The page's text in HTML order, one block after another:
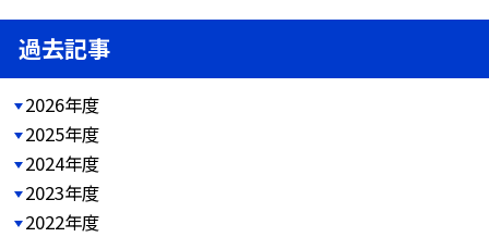
過去記事
2026年度
2025年度
2024年度
2023年度
2022年度